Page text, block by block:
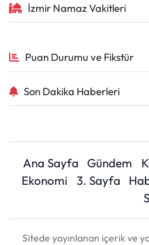
İzmir Namaz Vakitleri
Puan Durumu ve Fikstür
Son Dakika Haberleri
Ana Sayfa Gündem
Ekonomi
3. Sayfa
Sitede yayınlanan içerik ve